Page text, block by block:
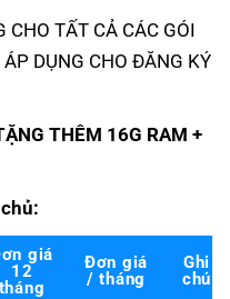
CHO TẤT CẢ CÁC GÓI
DỤNG CHO ĐĂNG KÝ
THÊM 16G RAM +
giá
12
tháng
Đơn giá
/ tháng
Ghi
chú